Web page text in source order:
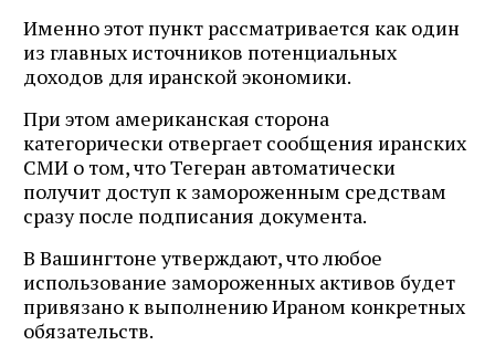
Именно этот пункт рассматривается как один
из главных источников потенциальных
доходов для иранской экономики.
При этом американская сторона
категорически отвергает сообщения иранских
СМИ о том, что Тегеран автоматически
получит доступ к замороженным средствам
сразу после подписания документа.
В Вашингтоне утверждают, что любое
использование замороженных активов будет
привязано к выполнению Ираном конкретных
обязательств.